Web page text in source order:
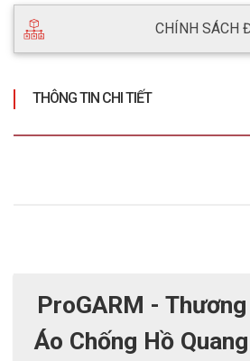
CHÍNH SÁCH
THÔNG TIN CHI TIẾT
ProGARM -
Áo Chống Hồ